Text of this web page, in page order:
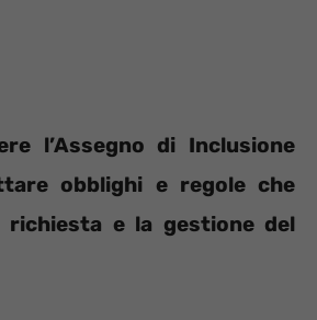
l’Assegno di Inclusione
obblighi e regole che
richiesta e la gestione del